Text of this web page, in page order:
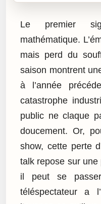
Le premier
mathématique.
mais perd du
saison montrent
à l’année
catastrophe
public ne claque
doucement. Or,
show, cette perte
talk repose sur une
il peut se
téléspectateur a